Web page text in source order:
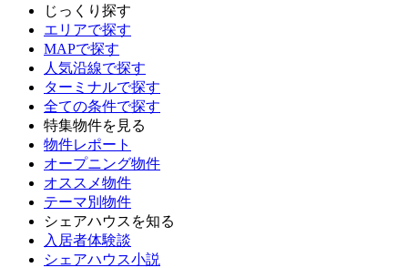
じっくり探す
エリアで探す
MAPで探す
人気沿線で探す
ターミナルで探す
全ての条件で探す
特集物件を見る
物件レポート
オープニング物件
オススメ物件
テーマ別物件
シェアハウスを知る
入居者体験談
シェアハウス小説